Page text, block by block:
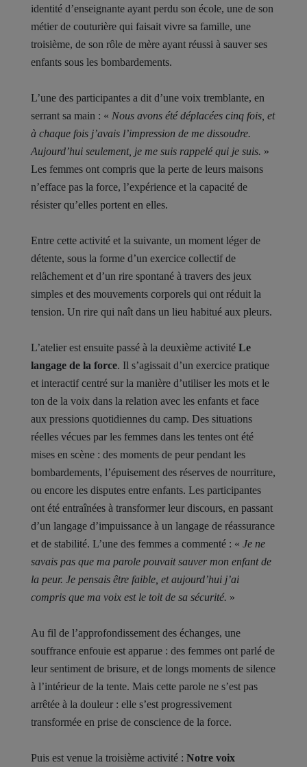
identité d’enseignante ayant perdu son école, une de son
métier de couturière qui faisait vivre sa famille, une
troisième, de son rôle de mère ayant réussi à sauver ses
enfants sous les bombardements.
L’une des participantes a dit d’une voix tremblante, en
serrant sa main : « Nous avons été déplacées cinq fois, et
à chaque fois j’avais l’impression de me dissoudre.
Aujourd’hui seulement, je me suis rappelé qui je suis. »
Les femmes ont compris que la perte de leurs maisons
n’efface pas la force, l’expérience et la capacité de
résister qu’elles portent en elles.
Entre cette activité et la suivante, un moment léger de
détente, sous la forme d’un exercice collectif de
relâchement et d’un rire spontané à travers des jeux
simples et des mouvements corporels qui ont réduit la
tension. Un rire qui naît dans un lieu habitué aux pleurs.
L’atelier est ensuite passé à la deuxième activité Le
langage de la force. Il s’agissait d’un exercice pratique
et interactif centré sur la manière d’utiliser les mots et le
ton de la voix dans la relation avec les enfants et face
aux pressions quotidiennes du camp. Des situations
réelles vécues par les femmes dans les tentes ont été
mises en scène : des moments de peur pendant les
bombardements, l’épuisement des réserves de nourriture,
ou encore les disputes entre enfants. Les participantes
ont été entraînées à transformer leur discours, en passant
d’un langage d’impuissance à un langage de réassurance
et de stabilité. L’une des femmes a commenté : « Je ne
savais pas que ma parole pouvait sauver mon enfant de
la peur. Je pensais être faible, et aujourd’hui j’ai
compris que ma voix est le toit de sa sécurité. »
Au fil de l’approfondissement des échanges, une
souffrance enfouie est apparue : des femmes ont parlé de
leur sentiment de brisure, et de longs moments de silence
à l’intérieur de la tente. Mais cette parole ne s’est pas
arrêtée à la douleur : elle s’est progressivement
transformée en prise de conscience de la force.
Puis est venue la troisième activité : Notre voix